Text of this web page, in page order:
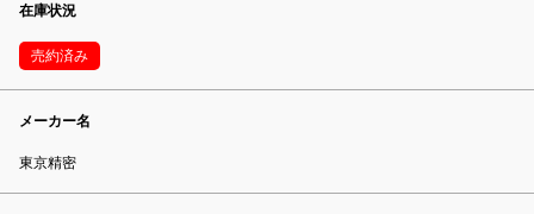
在庫状況
売約済み
メーカー名
東京精密